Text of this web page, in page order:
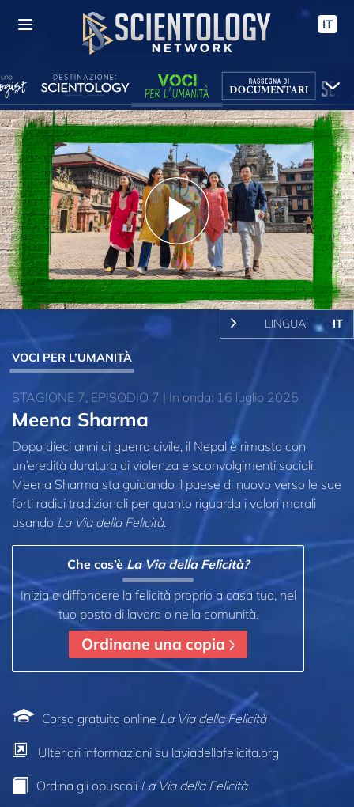
IT
Play
Video
LINGUA: IT
VOCI PER L’UMANITÀ
STAGIONE 7, EPISODIO 7 | In onda: 16 luglio 2025
Meena Sharma
Dopo dieci anni di guerra civile, il Nepal è rimasto con
un’eredità duratura di violenza e sconvolgimenti sociali.
Meena Sharma sta guidando il paese di nuovo verso le sue
forti radici tradizionali per quanto riguarda i valori morali
usando La Via della Felicità.
Che cos’è La Via della Felicità?
Inizia a diffondere la felicità proprio a casa tua, nel
tuo posto di lavoro o nella comunità.
Ordinane una copia
Corso gratuito online La Via della Felicità
Ulteriori informazioni su laviadellafelicita.org
Ordina gli opuscoli La Via della Felicità